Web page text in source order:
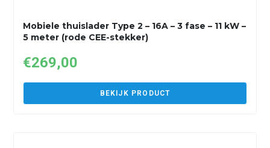
Mobiele thuislader Type 2 – 16A – 3 fase – 11 kW –
5 meter (rode CEE-stekker)
€269,00
BEKIJK PRODUCT